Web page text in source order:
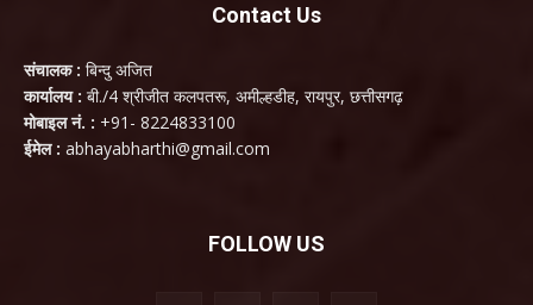
Contact Us
संचालक : बिन्दु अजित
कार्यालय : बी./4 श्रीजीत कलपतरू, अमील्हडीह, रायपुर, छत्तीसगढ़
मोबाइल नं. : +91- 8224833100
ईमेल : abhayabharthi@gmail.com
FOLLOW US